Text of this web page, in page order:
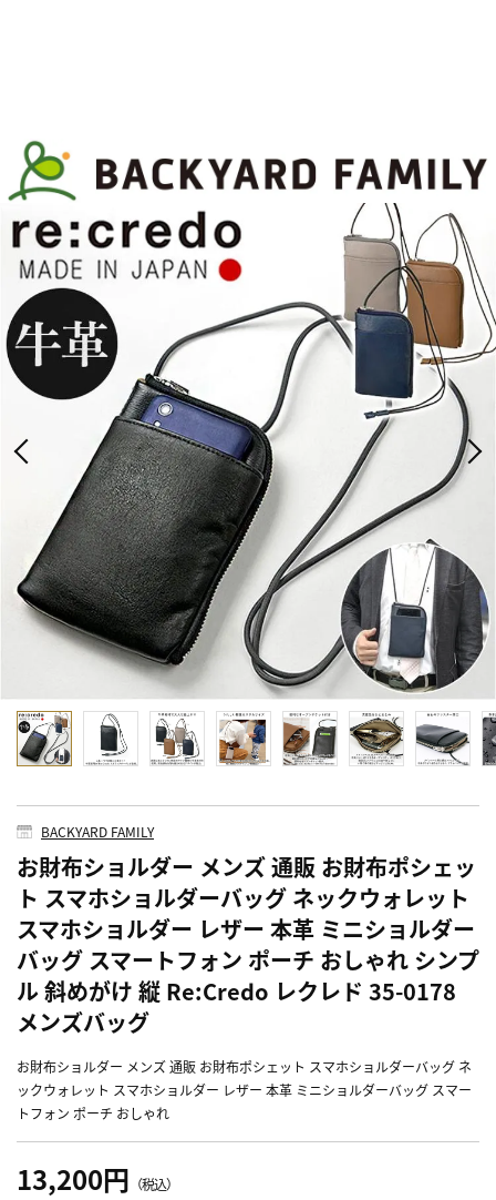
BACKYARD FAMILY
お財布ショルダー メンズ 通販 お財布ポシェッ
ト スマホショルダーバッグ ネックウォレット
スマホショルダー レザー 本革 ミニショルダー
バッグ スマートフォン ポーチ おしゃれ シンプ
ル 斜めがけ 縦 Re:Credo レクレド 35-0178
メンズバッグ
お財布ショルダー メンズ 通販 お財布ポシェット スマホショルダーバッグ ネ
ックウォレット スマホショルダー レザー 本革 ミニショルダーバッグ スマー
トフォン ポーチ おしゃれ
13,200円 （税込）